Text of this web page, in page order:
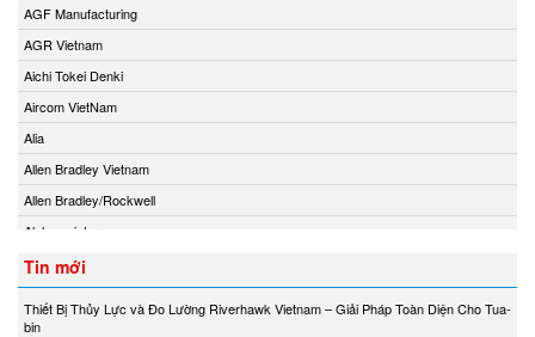
AGF Manufacturing
AGR Vietnam
Aichi Tokei Denki
Aircom VietNam
Alia
Allen Bradley Vietnam
Allen Bradley/Rockwell
Alphamoisture
Ametek
Amot
Amphenol Vietnam
Tin mới
Thiết Bị Thủy Lực và Đo Lường Riverhawk Vietnam – Giải Pháp Toàn Diện Cho Tua-
bin